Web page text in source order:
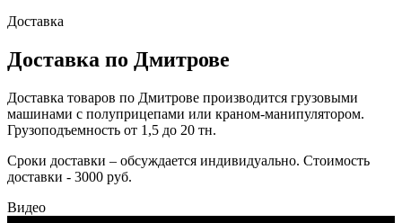
Доставка
Доставка по Дмитрове
Доставка товаров по Дмитрове производится грузовыми
машинами с полуприцепами или краном-манипулятором.
Грузоподъемность от 1,5 до 20 тн.
Сроки доставки – обсуждается индивидуально. Стоимость
доставки - 3000 руб.
Видео